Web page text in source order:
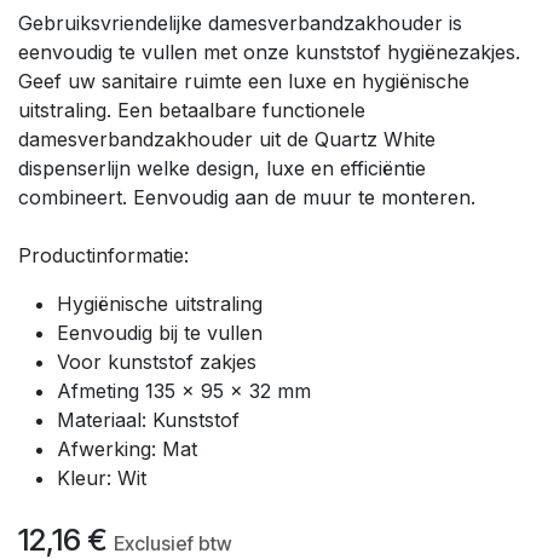
Gebruiksvriendelijke damesverbandzakhouder is
eenvoudig te vullen met onze kunststof hygiënezakjes.
Geef uw sanitaire ruimte een luxe en hygiënische
uitstraling. Een betaalbare functionele
damesverbandzakhouder uit de Quartz White
dispenserlijn welke design, luxe en efficiëntie
combineert. Eenvoudig aan de muur te monteren.
Productinformatie:
Hygiënische uitstraling
Eenvoudig bij te vullen
Voor kunststof zakjes
Afmeting 135 x 95 x 32 mm
Materiaal: Kunststof
Afwerking: Mat
Kleur: Wit
12,16 € Exclusief btw